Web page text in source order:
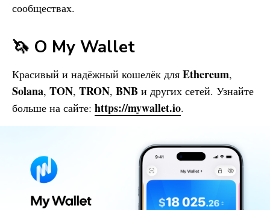
сообществах.
🦄 О My Wallet
Красивый и надёжный кошелёк для Ethereum,
Solana, TON, TRON, BNB и других сетей. Узнайте
больше на сайте: https://mywallet.io.